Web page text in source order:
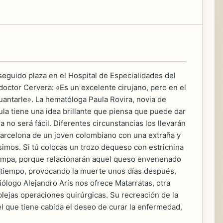
plaza en el Hospital de Especialidades del
Cervera: «Es un excelente cirujano, pero en el
La hematóloga Paula Rovira, novia de
tiene una idea brillante que piensa que puede dar
no será fácil. Diferentes circunstancias los llevarán
de un joven colombiano con una extraña y
Si tú colocas un trozo dequeso con estricnina
porque relacionarán aquel queso envenenado
provocando la muerte unos días después,
Alejandro Arís nos ofrece Matarratas, otra
operaciones quirúrgicas. Su recreación de la
tiene cabida el deseo de curar la enfermedad,